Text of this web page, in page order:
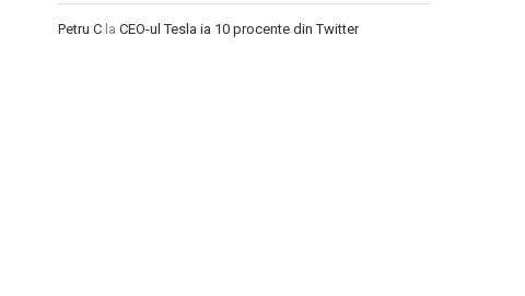
Petru C la CEO-ul Tesla ia 10 procente din Twitter